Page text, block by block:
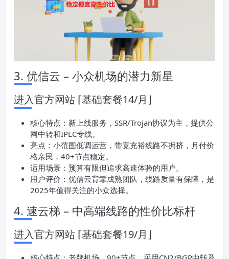
3. 优信云 – 小众机场的潜力新星
进入官方网站 ⌈基础套餐14/月⌋
核心特点：新上线服务，SSR/Trojan协议为主，提供公
网中转和IPLC专线。
亮点：小范围低调运营，带宽充裕线路不拥挤，月付价
格亲民，40+节点稳定。
适用场景：预算有限但追求高速体验的用户。
用户评价：优信云背靠成熟团队，线路质量有保障，是
2025年值得关注的小众选择。
4. 速云梯 – 中高端线路的性价比标杆
进入官方网站 ⌈基础套餐19/月⌋